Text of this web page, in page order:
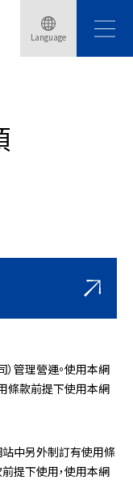
Language
管理營運。使用本網
條款前提下使用本網
中另外制訂有使用條
提下使用，使用本網